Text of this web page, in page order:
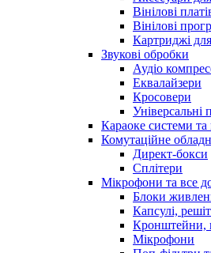
Вінілові
Вінілові
Картриджі
Звукові обробки
Аудіо
Еквалайзери
Кросовери
Універсальні
Караоке системи та
Комутаційне
Директ-бокси
Сплітери
Мікрофони та все
Блоки
Капсулі,
Кронштейни,
Мікрофони